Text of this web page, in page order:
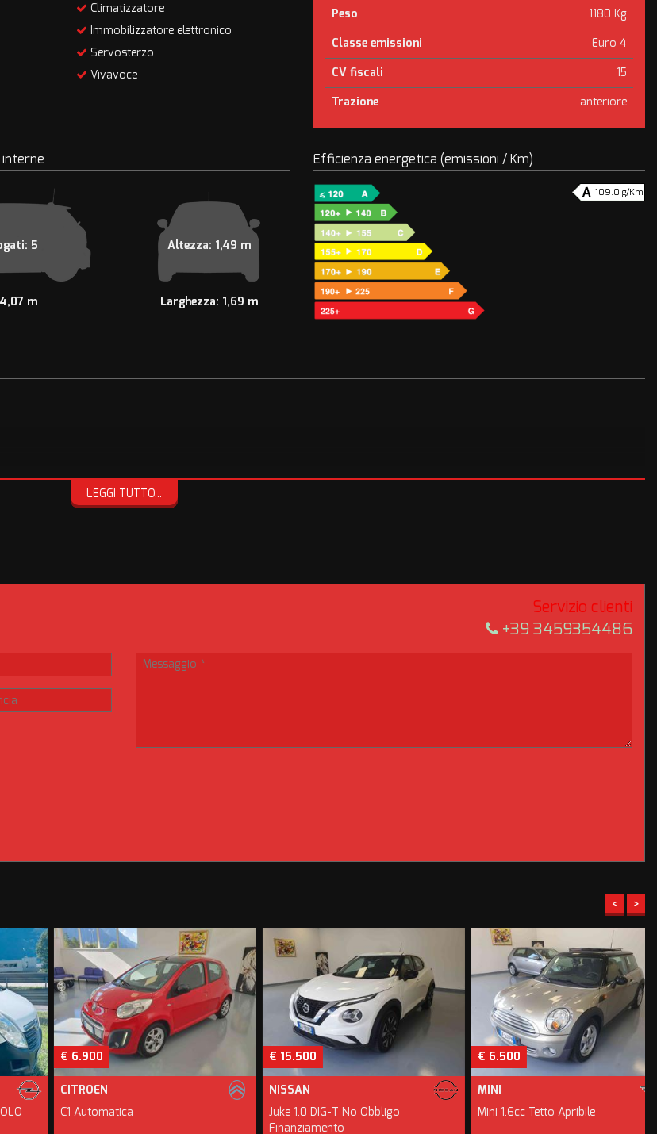
Climatizzatore
Immobilizzatore elettronico
Servosterzo
Vivavoce
Peso
1180 Kg
Classe emissioni
Euro 4
CV fiscali
15
Trazione
anteriore
5
m
Altezza: 1,49 m
Larghezza: 1,69 m
Efficienza energetica (emissioni / Km)
109.0 g/Km
autovetture sono prive di ruggine e vengono controllate e scelte prima del ritiro con possibilità di visione presso la nostra
usato.
PER QUESTO NON NASCONDIAMO LE TARGHE PROPRIO PER CONSENTIRVI DI FARE OGNI CONTROLLO A DISTANZA!!!
non coincidere con l'effettivo equipaggiamento del veicolo, a causa della non uniformità dei dati pubblicati dai
LEGGI TUTTO...
Servizio clienti
+39 3459354486
< >
€ 6.900
CITROEN
C1 Automatica
€ 15.500
NISSAN
Juke 1.0 DIG-T No Obbligo
Finanziamento
€ 6.500
MINI
Mini 1.6cc Tetto Apribile